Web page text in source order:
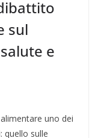
sul
e
uno dei
quello sulle